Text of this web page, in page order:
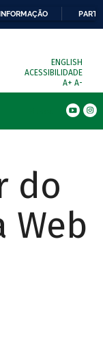
ENGLISH
ACESSIBILIDADE
A+ A-
do
Web